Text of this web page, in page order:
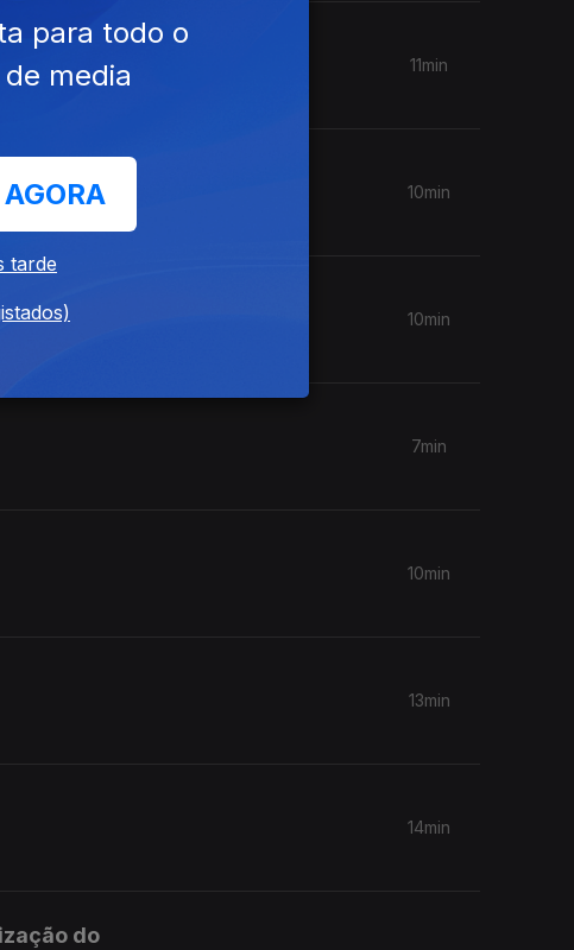
11min
10min
10min
7min
10min
13min
14min
do
para todo o
media
tarde